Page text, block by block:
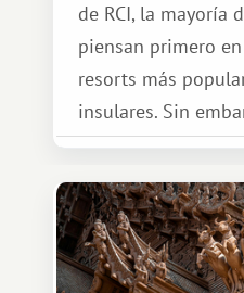
de RCI, la mayoría
piensan primero
resorts más
insulares. Sin
oportunidades
de intercambio
amplias. Entre
África, un
experiencia de